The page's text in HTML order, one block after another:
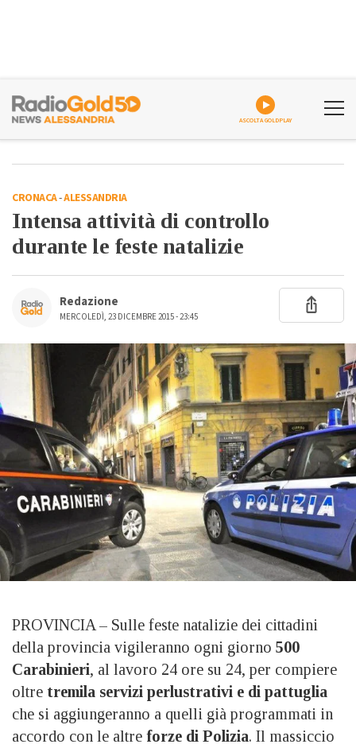
ASCOLTA GOLDPLAY
CRONACA-ALESSANDRIA
Intensa attività di controllo
durante le feste natalizie
Redazione
MERCOLEDÌ, 23 DICEMBRE 2015 - 23:45
PROVINCIA – Sulle feste natalizie dei cittadini
della provincia vigileranno ogni giorno 500
Carabinieri, al lavoro 24 ore su 24, per compiere
oltre tremila servizi perlustrativi e di pattuglia
che si aggiungeranno a quelli già programmati in
accordo con le altre forze di Polizia. Il massiccio